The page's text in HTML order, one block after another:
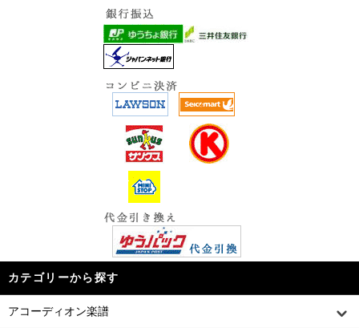
カテゴリーから探す
アコーディオン楽譜